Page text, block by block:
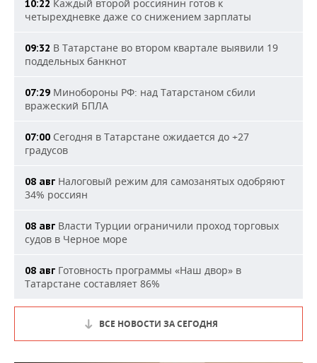
10:22 Каждый второй россиянин готов к
четырехдневке даже со снижением зарплаты
09:32 В Татарстане во втором квартале выявили 19
поддельных банкнот
07:29 Минобороны РФ: над Татарстаном сбили
вражеский БПЛА
07:00 Сегодня в Татарстане ожидается до +27
градусов
08 авг Налоговый режим для самозанятых одобряют
34% россиян
08 авг Власти Турции ограничили проход торговых
судов в Черное море
08 авг Готовность программы «Наш двор» в
Татарстане составляет 86%
ВСЕ НОВОСТИ ЗА СЕГОДНЯ